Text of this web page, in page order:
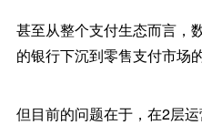
甚至从整个支付生态而言，
的银行下沉到零售支付市场
但目前的问题在于，在2层